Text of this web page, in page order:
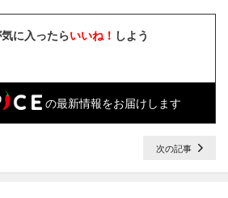
に入ったらいいね！ しよう
の最新情報をお届けします
次の記事